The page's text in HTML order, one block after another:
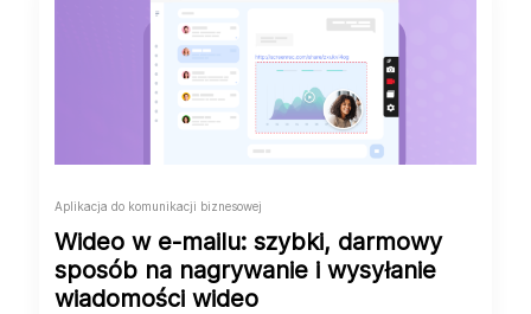
Aplikacja do komunikacji biznesowej
Wideo w e‑mailu: szybki, darmowy
sposób na nagrywanie i wysyłanie
wiadomości wideo